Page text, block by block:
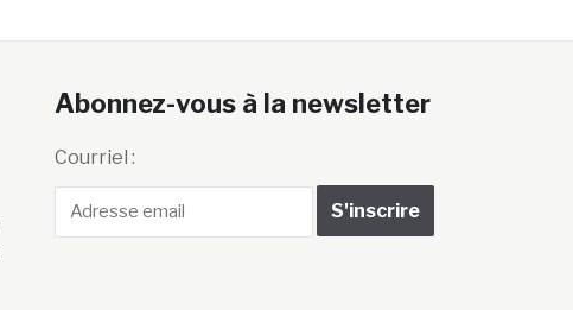
Abonnez-vous à la newsletter
Courriel :